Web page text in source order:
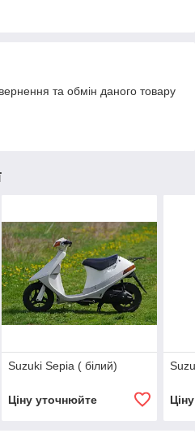
та обмін даного товару
Suzuki Sepia ( білий)
Ціну уточнюйте